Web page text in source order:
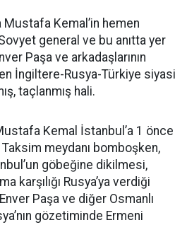
Kemal’in hemen
general ve bu anıtta yer
Paşa ve arkadaşlarının
İngiltere-Rusya-Türkiye siyasi
taçlanmış hali.
Kemal İstanbul’a 1 önce
meydanı bomboşken,
göbeğine dikilmesi,
karşılığı Rusya’ya verdiği
Paşa ve diğer Osmanlı
gözetiminde Ermeni